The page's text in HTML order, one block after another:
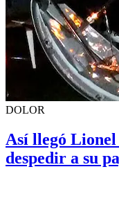
DOLOR
Así llegó
despedir a su